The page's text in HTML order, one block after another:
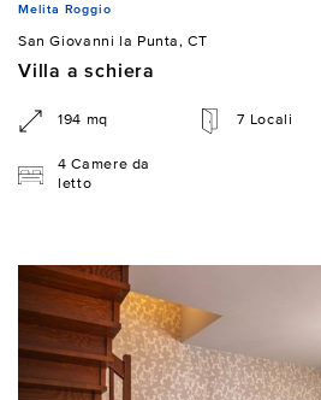
Melita Roggio
San Giovanni la Punta, CT
Villa a schiera
194 mq 7 Locali
4 Camere da
letto